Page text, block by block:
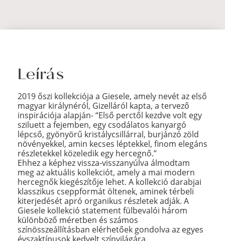
Leírás
2019 őszi kollekciója a Giesele, amely nevét az első
magyar királynéról, Gizelláról kapta, a tervező
inspirációja alapján- “Első perctől kezdve volt egy
sziluett a fejemben, egy csodálatos kanyargó
lépcső, gyönyörű kristálycsillárral, burjánzó zöld
növényekkel, amin kecses léptekkel, finom elegáns
részletekkel közeledik egy hercegnő.”
Ehhez a képhez vissza-visszanyúlva álmodtam
meg az aktuális kollekciót, amely a mai modern
hercegnők kiegészítője lehet. A kollekció darabjai
klasszikus cseppformát öltenek, aminek térbeli
kiterjedését apró organikus részletek adják. A
Giesele kollekció statement fülbevalói három
különböző méretben és számos
színösszeállításban elérhetőek gondolva az egyes
évszaktípusok kedvelt színvilágára.